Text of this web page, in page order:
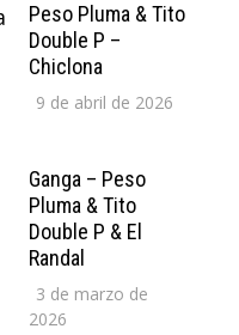
Peso Pluma & Tito
Double P –
Chiclona
9 de abril de 2026
Ganga – Peso
Pluma & Tito
Double P & El
Randal
3 de marzo de
2026